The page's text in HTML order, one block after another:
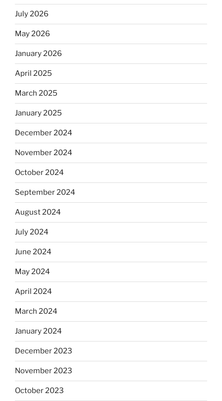
July 2026
May 2026
January 2026
April 2025
March 2025
January 2025
December 2024
November 2024
October 2024
September 2024
August 2024
July 2024
June 2024
May 2024
April 2024
March 2024
January 2024
December 2023
November 2023
October 2023